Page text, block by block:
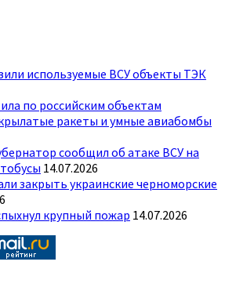
используемые ВСУ объекты ТЭК
по российским объектам
ракеты и умные авиабомбы
сообщил об атаке ВСУ на
14.07.2026
закрыть украинские черноморские
крупный пожар 14.07.2026